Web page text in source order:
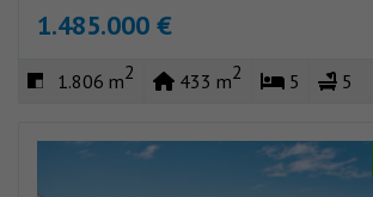
1.485.000 €
1.806 m2 433 m2 5 5